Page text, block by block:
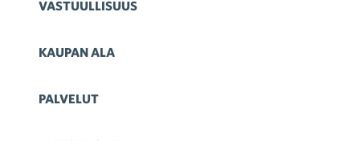
VASTUULLISUUS
KAUPAN ALA
PALVELUT